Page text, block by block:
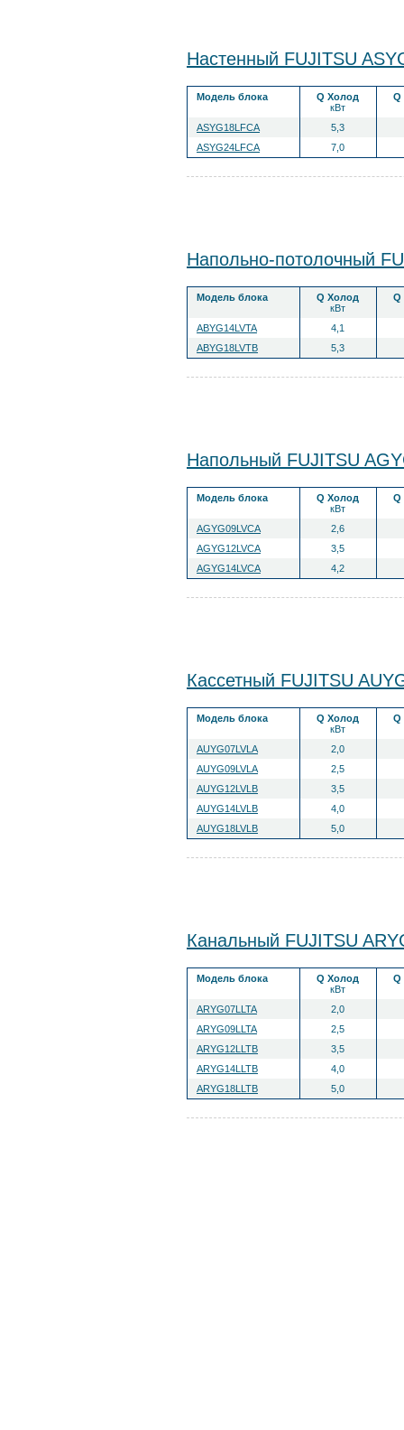
Настенный FUJITSU
Модель блока
Q Холод
кВт
Q
ASYG18LFCA
5,3
ASYG24LFCA
7,0
Напольно-потолочный
Модель блока
Q Холод
кВт
Q
ABYG14LVTA
4,1
ABYG18LVTB
5,3
Напольный FUJITSU
Модель блока
Q Холод
кВт
Q
AGYG09LVCA
2,6
AGYG12LVCA
3,5
AGYG14LVCA
4,2
Кассетный FUJITSU
Модель блока
Q Холод
кВт
Q
AUYG07LVLA
2,0
AUYG09LVLA
2,5
AUYG12LVLB
3,5
AUYG14LVLB
4,0
AUYG18LVLB
5,0
Канальный FUJITSU
Модель блока
Q Холод
кВт
Q
ARYG07LLTA
2,0
ARYG09LLTA
2,5
ARYG12LLTB
3,5
ARYG14LLTB
4,0
ARYG18LLTB
5,0